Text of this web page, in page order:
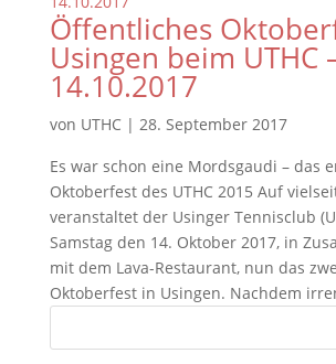
Öffentliches
Usingen beim UTHC
14.10.2017
von UTHC| 28. September 2017
Es war schon eine Mordsgaudi – das
Oktoberfest des UTHC 2015 Auf
veranstaltet der Usinger Tennisclub
Samstag den 14. Oktober 2017, in
mit dem Lava-Restaurant, nun das
Oktoberfest in Usingen. Nachdem